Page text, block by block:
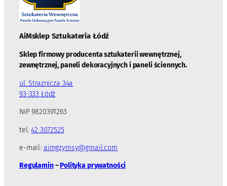
AiMsklep Sztukateria Łódź
Sklep firmowy producenta sztukaterii wewnętrznej,
zewnętrznej, paneli dekoracyjnych i paneli ściennych.
ul. Strażnicza 34a
93-333 Łódź
NIP 9820391263
tel.42 3072525
e-mail: aimgzymsy@gmail.com
Regulamin–Polityka prywatności